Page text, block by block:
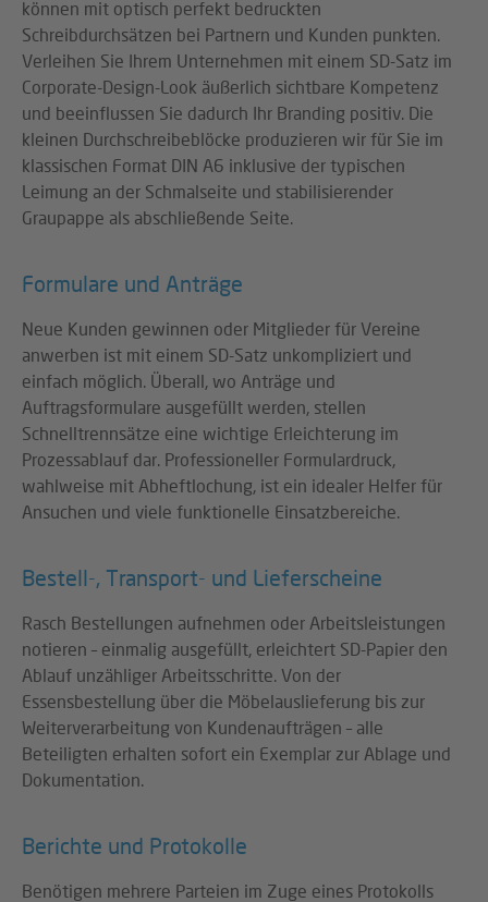
können mit optisch perfekt bedruckten
Schreibdurchsätzen bei Partnern und Kunden punkten.
Verleihen Sie Ihrem Unternehmen mit einem SD-Satz im
Corporate-Design-Look äußerlich sichtbare Kompetenz
und beeinflussen Sie dadurch Ihr Branding positiv. Die
kleinen Durchschreibeblöcke produzieren wir für Sie im
klassischen Format DIN A6 inklusive der typischen
Leimung an der Schmalseite und stabilisierender
Graupappe als abschließende Seite.
Formulare und Anträge
Neue Kunden gewinnen oder Mitglieder für Vereine
anwerben ist mit einem SD-Satz unkompliziert und
einfach möglich. Überall, wo Anträge und
Auftragsformulare ausgefüllt werden, stellen
Schnelltrennsätze eine wichtige Erleichterung im
Prozessablauf dar. Professioneller Formulardruck,
wahlweise mit Abheftlochung, ist ein idealer Helfer für
Ansuchen und viele funktionelle Einsatzbereiche.
Bestell-, Transport- und Lieferscheine
Rasch Bestellungen aufnehmen oder Arbeitsleistungen
notieren – einmalig ausgefüllt, erleichtert SD-Papier den
Ablauf unzähliger Arbeitsschritte. Von der
Essensbestellung über die Möbelauslieferung bis zur
Weiterverarbeitung von Kundenaufträgen – alle
Beteiligten erhalten sofort ein Exemplar zur Ablage und
Dokumentation.
Berichte und Protokolle
Benötigen mehrere Parteien im Zuge eines Protokolls